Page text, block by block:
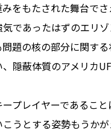
をもたされた舞台で
であったはずのエリ
題の核の部分に関す
隠蔽体質のアメリカ
プレイヤーであること
うとする姿勢もうか